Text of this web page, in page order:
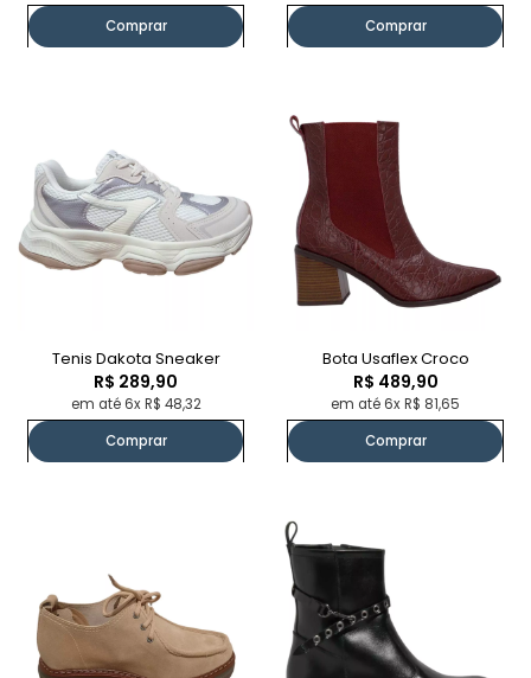
Comprar
Comprar
Tenis Dakota Sneaker
R$ 289,90
em até 6x R$ 48,32
Comprar
Bota Usaflex Croco
R$ 489,90
em até 6x R$ 81,65
Comprar